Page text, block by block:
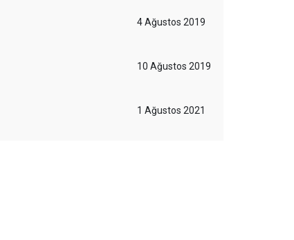
4 Ağustos 2019
10 Ağustos 2019
1 Ağustos 2021